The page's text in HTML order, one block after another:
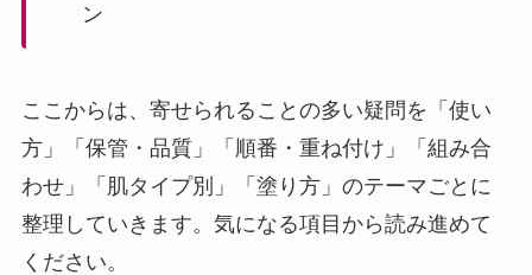
ン
ここからは、寄せられることの多い疑問を「使い
方」「保管・品質」「順番・重ね付け」「組み合
わせ」「肌タイプ別」「塗り方」のテーマごとに
整理していきます。気になる項目から読み進めて
ください。